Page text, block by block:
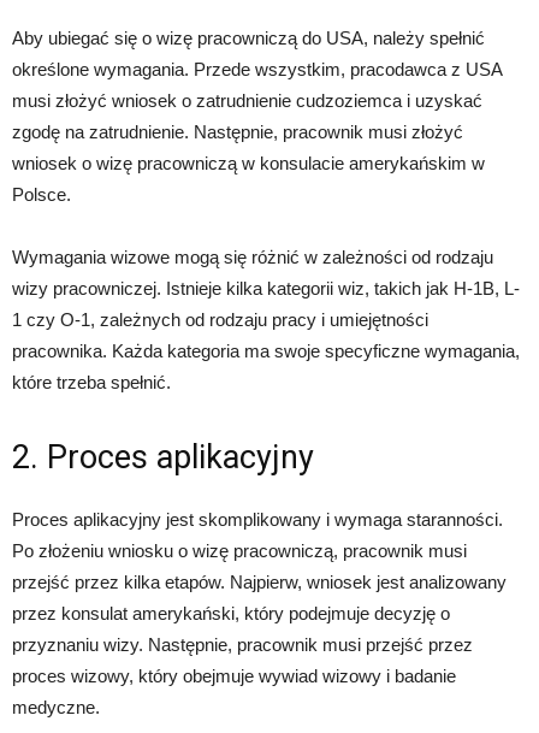
Aby ubiegać się o wizę pracowniczą do USA, należy spełnić
określone wymagania. Przede wszystkim, pracodawca z USA
musi złożyć wniosek o zatrudnienie cudzoziemca i uzyskać
zgodę na zatrudnienie. Następnie, pracownik musi złożyć
wniosek o wizę pracowniczą w konsulacie amerykańskim w
Polsce.
Wymagania wizowe mogą się różnić w zależności od rodzaju
wizy pracowniczej. Istnieje kilka kategorii wiz, takich jak H-1B, L-
1 czy O-1, zależnych od rodzaju pracy i umiejętności
pracownika. Każda kategoria ma swoje specyficzne wymagania,
które trzeba spełnić.
2. Proces aplikacyjny
Proces aplikacyjny jest skomplikowany i wymaga staranności.
Po złożeniu wniosku o wizę pracowniczą, pracownik musi
przejść przez kilka etapów. Najpierw, wniosek jest analizowany
przez konsulat amerykański, który podejmuje decyzję o
przyznaniu wizy. Następnie, pracownik musi przejść przez
proces wizowy, który obejmuje wywiad wizowy i badanie
medyczne.